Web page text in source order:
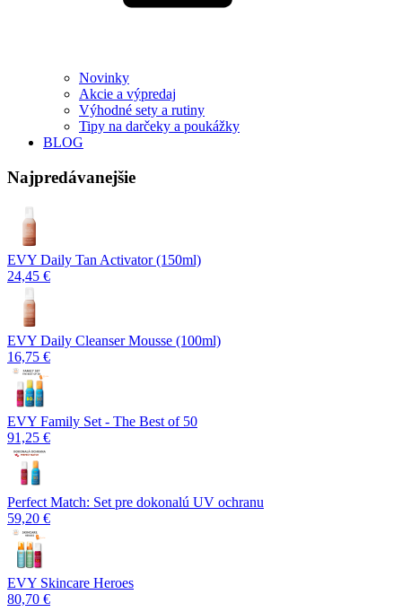
Novinky
Akcie a výpredaj
Výhodné sety a rutiny
Tipy na darčeky a poukážky
BLOG
Najpredávanejšie
EVY Daily Tan Activator (150ml)
24,45 €
EVY Daily Cleanser Mousse (100ml)
16,75 €
EVY Family Set - The Best of 50
91,25 €
Perfect Match: Set pre dokonalú UV ochranu
59,20 €
EVY Skincare Heroes
80,70 €